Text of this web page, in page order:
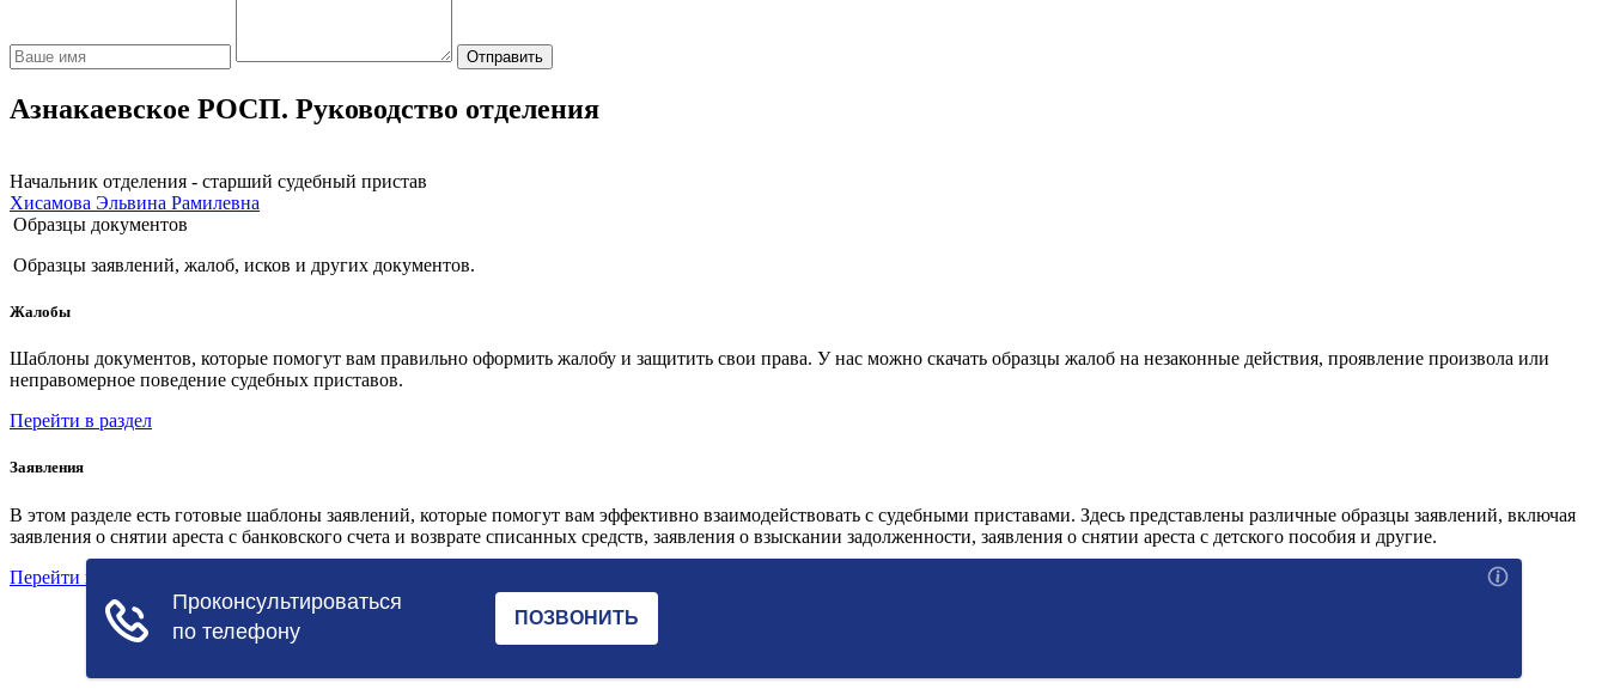
Отправить
Азнакаевское РОСП. Руководство отделения
Начальник отделения - старший судебный пристав
Хисамова Эльвина Рамилевна
Образцы документов
Образцы заявлений, жалоб, исков и других документов.
Жалобы
Шаблоны документов, которые помогут вам правильно оформить жалобу и защитить свои права. У нас можно скачать образцы жалоб на незаконные действия, проявление произвола или
неправомерное поведение судебных приставов.
Перейти в раздел
Заявления
В этом разделе есть готовые шаблоны заявлений, которые помогут вам эффективно взаимодействовать с судебными приставами. Здесь представлены различные образцы заявлений, включая
заявления о снятии ареста с банковского счета и возврате списанных средств, заявления о взыскании задолженности, заявления о снятии ареста с детского пособия и другие.
Перейти в раздел